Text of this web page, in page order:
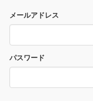
メールアドレス
パスワード